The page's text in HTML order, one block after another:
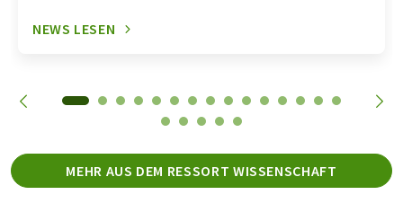
NEWS LESEN
MEHR AUS DEM RESSORT WISSENSCHAFT